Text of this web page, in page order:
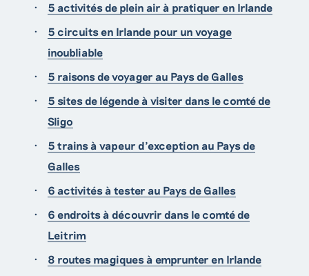
5 activités de plein air à pratiquer en Irlande
5 circuits en Irlande pour un voyage
inoubliable
5 raisons de voyager au Pays de Galles
5 sites de légende à visiter dans le comté de
Sligo
5 trains à vapeur d’exception au Pays de
Galles
6 activités à tester au Pays de Galles
6 endroits à découvrir dans le comté de
Leitrim
8 routes magiques à emprunter en Irlande